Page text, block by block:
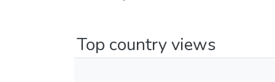
Top country views